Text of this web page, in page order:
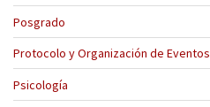
Posgrado
Protocolo y Organización de Eventos
Psicología